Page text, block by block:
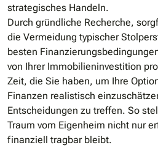
strategisches Handeln.
Durch gründliche Recherche,
die Vermeidung typischer
besten
von Ihrer Immobilieninvestition
Zeit, die Sie haben, um Ihre
Finanzen realistisch
Entscheidungen zu treffen. So
Traum vom Eigenheim nicht nur
finanziell tragbar bleibt.